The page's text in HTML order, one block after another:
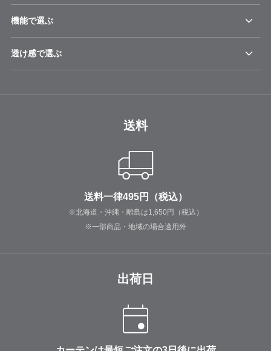
機能で選ぶ
透け感で選ぶ
送料
送料一律495円（税込）
※北海道・沖縄・離島は1,650円（税込）
※一部商品・地域の場合適用外
出荷日